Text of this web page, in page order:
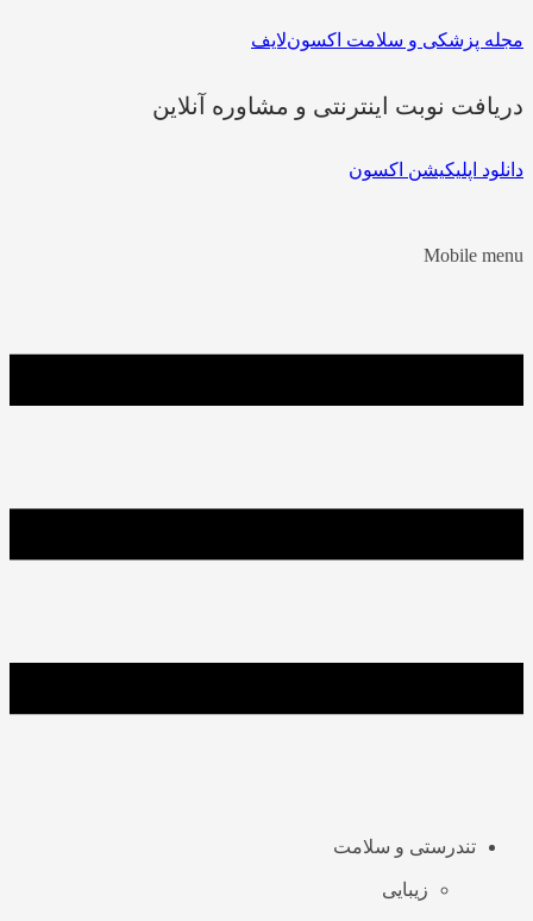
مجله پزشکی و سلامت اکسون‌لایف
دریافت نوبت اینترنتی و مشاوره آنلاین
دانلود اپلیکیشن اکسون
Mobile menu
تندرستی و سلامت
زیبایی